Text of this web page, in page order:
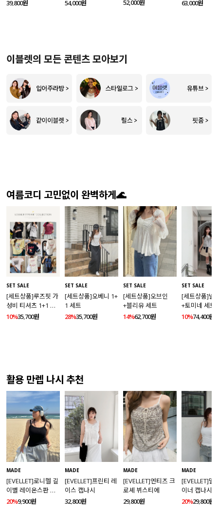
39,800원 54,000원 52,000원 63,000원
이블렛의 모든 콘텐츠 모아보기
여름코디 고민없이 완벽하게🌊
SET SALE
[세트상품]루즈핏 가
성비 티셔츠 1+1 세
트
10%35,700원
SET SALE
[세트상품]오베니 1+
1 세트
28%35,700원
SET SALE
[세트상품]오브인
+블리유 세트
14%62,700원
SET SALE
[세트상품]넬
+토미네 세트
10%74,400원
활용 만렙 나시 추천
MADE
[EVELLET]로니헬 길
이별 레이온스판 끈
나시
20%9,900원
MADE
[EVELLET]프린티 레
이스 캡나시
32,800원
MADE
[EVELLET]엔티즈 크
로셰 뷔스티에
29,800원
MADE
[EVELLET]델
이너 캡나시
20%29,800원